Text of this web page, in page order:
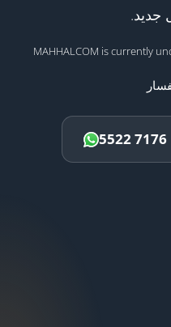
جديد.
MAHHALCOM is currently
5522 7176